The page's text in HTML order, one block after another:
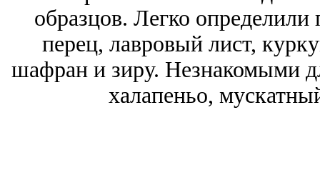
образцов. Легко
перец, лавровый лист,
шафран и зиру. Незнакомыми
халапеньо,